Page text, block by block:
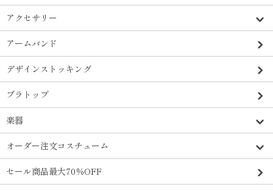
アクセサリー
アームバンド
デザインストッキング
ブラトップ
楽器
オーダー注文コスチューム
セール商品最大70％OFF